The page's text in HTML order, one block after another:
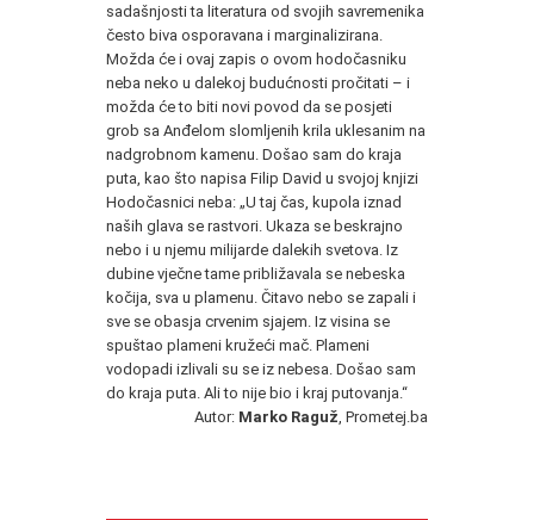
sadašnjosti ta literatura od svojih savremenika
često biva osporavana i marginalizirana.
Možda će i ovaj zapis o ovom hodočasniku
neba neko u dalekoj budućnosti pročitati – i
možda će to biti novi povod da se posjeti
grob sa Anđelom slomljenih krila uklesanim na
nadgrobnom kamenu. Došao sam do kraja
puta, kao što napisa Filip David u svojoj knjizi
Hodočasnici neba: „U taj čas, kupola iznad
naših glava se rastvori. Ukaza se beskrajno
nebo i u njemu milijarde dalekih svetova. Iz
dubine vječne tame približavala se nebeska
kočija, sva u plamenu. Čitavo nebo se zapali i
sve se obasja crvenim sjajem. Iz visina se
spuštao plameni kružeći mač. Plameni
vodopadi izlivali su se iz nebesa. Došao sam
do kraja puta. Ali to nije bio i kraj putovanja.“
Autor: Marko Raguž , Prometej.ba